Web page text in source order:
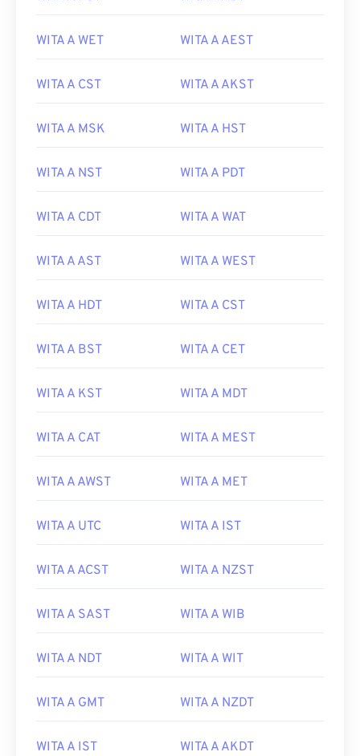
WITA A WET WITA A AEST
WITA A CST WITA A AKST
WITA A MSK WITA A HST
WITA A NST WITA A PDT
WITA A CDT WITA A WAT
WITA A AST WITA A WEST
WITA A HDT WITA A CST
WITA A BST WITA A CET
WITA A KST WITA A MDT
WITA A CAT WITA A MEST
WITA A AWST WITA A MET
WITA A UTC WITA A IST
WITA A ACST WITA A NZST
WITA A SAST WITA A WIB
WITA A NDT WITA A WIT
WITA A GMT WITA A NZDT
WITA A IST WITA A AKDT